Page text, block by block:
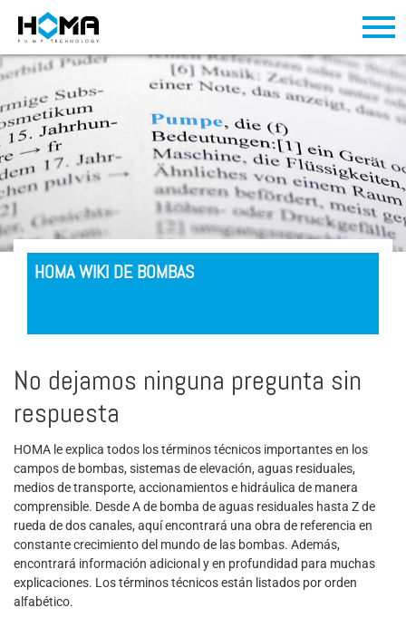
HOMA WIKI DE BOMBAS
No dejamos ninguna pregunta sin
respuesta
HOMA le explica todos los términos técnicos importantes en los
campos de bombas, sistemas de elevación, aguas residuales,
medios de transporte, accionamientos e hidráulica de manera
comprensible. Desde A de bomba de aguas residuales hasta Z de
rueda de dos canales, aquí encontrará una obra de referencia en
constante crecimiento del mundo de las bombas. Además,
encontrará información adicional y en profundidad para muchas
explicaciones. Los términos técnicos están listados por orden
alfabético.